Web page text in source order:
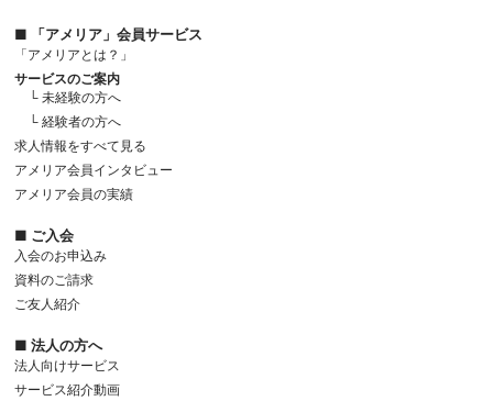
■ 「アメリア」会員サービス
「アメリアとは？」
サービスのご案内
└ 未経験の方へ
└ 経験者の方へ
求人情報をすべて見る
アメリア会員インタビュー
アメリア会員の実績
■ ご入会
入会のお申込み
資料のご請求
ご友人紹介
■ 法人の方へ
法人向けサービス
サービス紹介動画